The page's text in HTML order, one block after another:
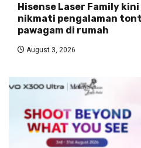
Hisense Laser Family
nikmati pengalaman
pawagam di rumah
August 3, 2026